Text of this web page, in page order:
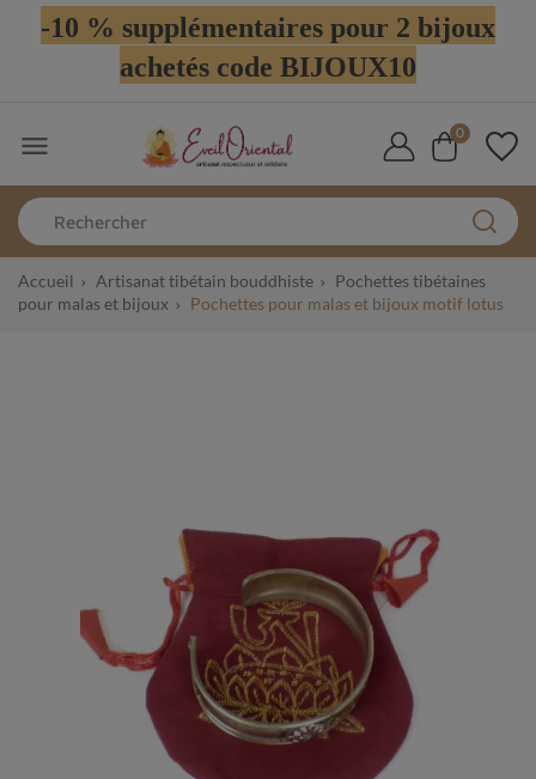
-10 % supplémentaires pour 2 bijoux
achetés code BIJOUX10
 0
Accueil Artisanat tibétain bouddhiste
Pochettes tibétaines
pour malas et bijoux
Pochettes pour malas et bijoux motif lotus